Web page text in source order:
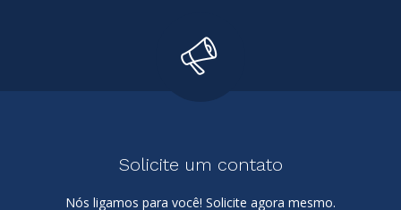
Solicite um contato
Nós ligamos para você! Solicite agora mesmo.